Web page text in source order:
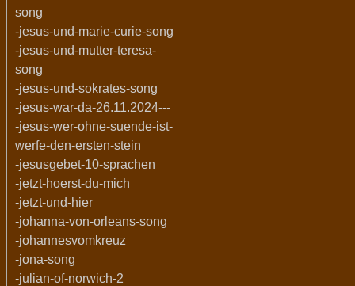
song
-jesus-und-marie-curie-song
-jesus-und-mutter-teresa-
song
-jesus-und-sokrates-song
-jesus-war-da-26.11.2024---
-jesus-wer-ohne-suende-ist-
werfe-den-ersten-stein
-jesusgebet-10-sprachen
-jetzt-hoerst-du-mich
-jetzt-und-hier
-johanna-von-orleans-song
-johannesvomkreuz
-jona-song
-julian-of-norwich-2